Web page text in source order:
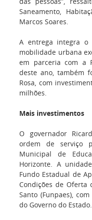
Saneamento,
Marcos Soares.
A entrega integra o
mobilidade urbana
em parceria com a
deste ano, também
Rosa, com
milhões.
Mais investimentos
O governador
ordem de serviço
Municipal de
Horizonte. A
Fundo Estadual de
Condições de Oferta
Santo (Funpaes),
do Governo do Estado.